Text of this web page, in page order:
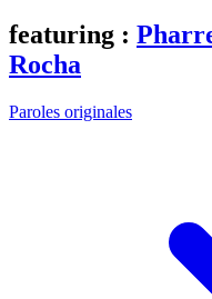
featuring :
Rocha
Paroles originales